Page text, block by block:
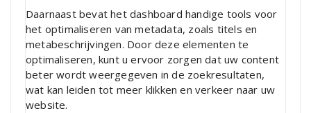
Daarnaast bevat het dashboard handige tools voor
het optimaliseren van metadata, zoals titels en
metabeschrijvingen. Door deze elementen te
optimaliseren, kunt u ervoor zorgen dat uw content
beter wordt weergegeven in de zoekresultaten,
wat kan leiden tot meer klikken en verkeer naar uw
website.